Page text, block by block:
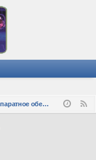
Аппаратное обеспечение